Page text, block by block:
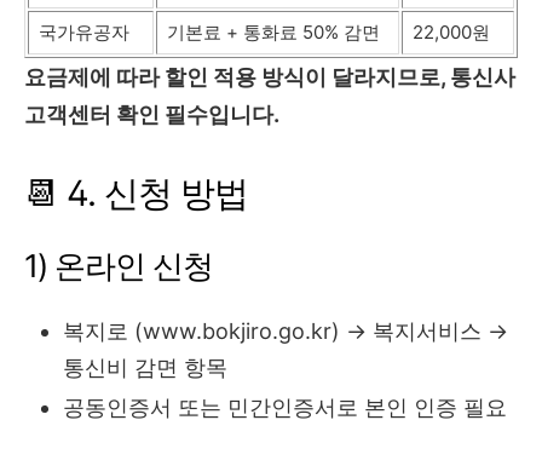
국가유공자 기본료 + 통화료 50% 감면 22,000원
요금제에 따라 할인 적용 방식이 달라지므로, 통신사
고객센터 확인 필수입니다.
📆 4. 신청 방법
1) 온라인 신청
복지로 (www.bokjiro.go.kr) → 복지서비스 →
통신비 감면 항목
공동인증서 또는 민간인증서로 본인 인증 필요